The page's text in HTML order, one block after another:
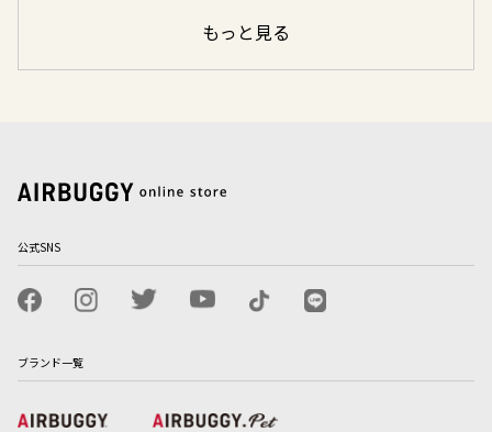
もっと見る
公式SNS
ブランド一覧